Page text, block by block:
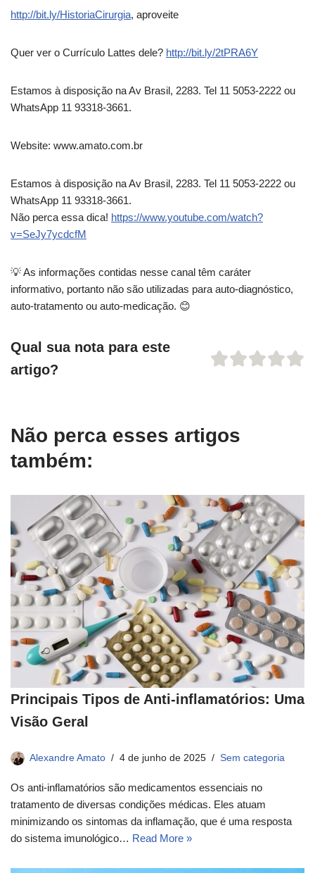
http://bit.ly/HistoriaCirurgia, aproveite
Quer ver o Currículo Lattes dele? http://bit.ly/2tPRA6Y
Estamos à disposição na Av Brasil, 2283. Tel 11 5053-2222 ou
WhatsApp 11 93318-3661.
Website: www.amato.com.br
Estamos à disposição na Av Brasil, 2283. Tel 11 5053-2222 ou
WhatsApp 11 93318-3661.
Não perca essa dica! https://www.youtube.com/watch?
v=SeJy7ycdcfM
💡 As informações contidas nesse canal têm caráter
informativo, portanto não são utilizadas para auto-diagnóstico,
auto-tratamento ou auto-medicação. 😊
Qual sua nota para este
artigo?
Não perca esses artigos
também:
Principais Tipos de Anti-inflamatórios: Uma
Visão Geral
Alexandre Amato 4 de junho de 2025 Sem categoria
Os anti-inflamatórios são medicamentos essenciais no
tratamento de diversas condições médicas. Eles atuam
minimizando os sintomas da inflamação, que é uma resposta
do sistema imunológico… Read More »